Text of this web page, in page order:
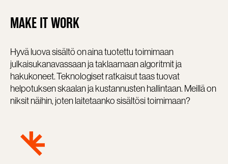
MAKE ITWORK
Hyvä luova sisältö on aina tuotettu toimimaan
julkaisukanavassaan ja taklaamaan algoritmit ja
hakukoneet. Teknologiset ratkaisut taas tuovat
helpotuksen skaalan ja kustannusten hallintaan. Meillä on
niksit näihin, joten laitetaanko sisältösi toimimaan?